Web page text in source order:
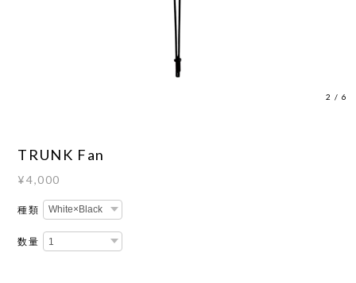
3 /6
TRUNK Fan
¥4,000
種類
数量